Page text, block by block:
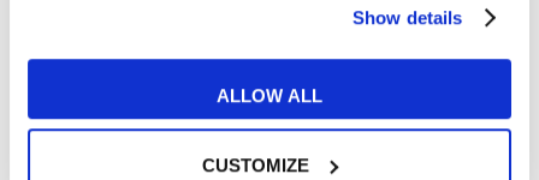
Show details
ALLOW ALL
CUSTOMIZE
parole, la dimostrazione che anche la più
semplice delle combo può dar vita a un
dessert strabiliante!